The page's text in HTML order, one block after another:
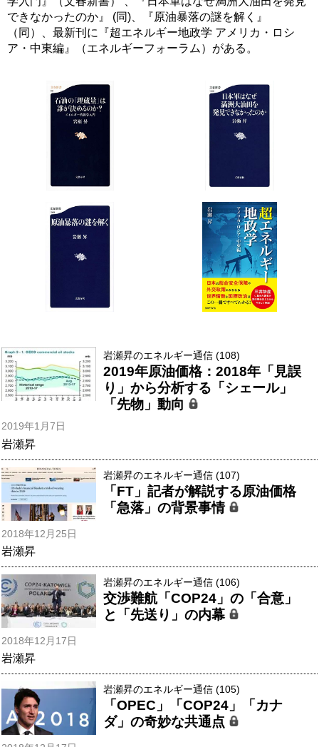
できなかったのか』 (同)、『原油暴落の謎を解く』
（同）、最新刊に『超エネルギー地政学 アメリカ・ロシ
ア・中東編』（エネルギーフォーラム）がある。
岩瀬昇のエネルギー通信 (108)
2019年原油価格：2018年「見誤
り」から分析する「シェール」
「先物」動向
2019年1月7日
岩瀬昇
岩瀬昇のエネルギー通信 (107)
「FT」記者が解説する原油価格
「急落」の背景事情
2018年12月25日
岩瀬昇
岩瀬昇のエネルギー通信 (106)
交渉難航「COP24」の「合意」
と「先送り」の内幕
2018年12月17日
岩瀬昇
岩瀬昇のエネルギー通信 (105)
「OPEC」「COP24」「カナ
ダ」の奇妙な共通点